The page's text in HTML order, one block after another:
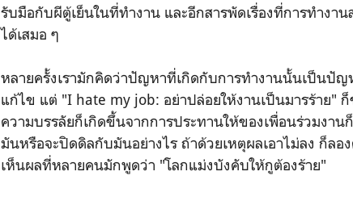
รับมือกับผีตู้เย็นในที่ทำงาน และอีกสารพัดเรื่องที่การทำง
ได้เสมอ ๆ
หลายครั้งเรามักคิดว่าปัญหาที่เกิดกับการทำงานนั้นเป็นปัญห
แก้ไข แต่ "I hate my job: อย่าปล่อยให้งานเป็นมารร้าย" ก็
ความบรรลัยก็เกิดขึ้นจากการประทานให้ของเพื่อนร่วมงา
มันหรือจะปิดดิลกับมันอย่างไร ถ้าด้วยเหตุผลเอาไม่ลง ก็ล
เห็นผลที่หลายคนมักพูดว่า "โลกแม่งบังคับให้กูต้องร้าย"